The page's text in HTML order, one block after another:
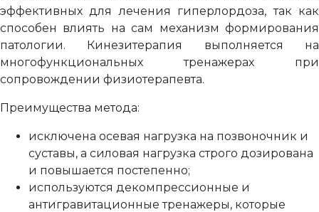
эффективных для лечения гиперлордоза, так как
способен влиять на сам механизм формирования
патологии. Кинезитерапия выполняется на
многофункциональных тренажерах при
сопровождении физиотерапевта.
Преимущества метода:
исключена осевая нагрузка на позвоночник и
суставы, а силовая нагрузка строго дозирована
и повышается постепенно;
используются декомпрессионные и
антигравитационные тренажеры, которые